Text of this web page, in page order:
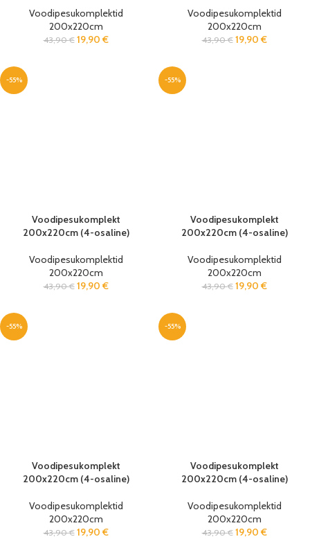
Voodipesukomplektid
200x220cm
43,90€ 19,90 €
Voodipesukomplektid
200x220cm
43,90€ 19,90 €
-55%
Voodipesukomplekt
200x220cm (4-osaline)
Voodipesukomplektid
200x220cm
43,90€ 19,90 €
-55%
Voodipesukomplekt
200x220cm (4-osaline)
Voodipesukomplektid
200x220cm
43,90€ 19,90 €
-55%
Voodipesukomplekt
200x220cm (4-osaline)
Voodipesukomplektid
200x220cm
43,90€ 19,90 €
-55%
Voodipesukomplekt
200x220cm (4-osaline)
Voodipesukomplektid
200x220cm
43,90€ 19,90 €